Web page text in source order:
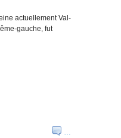
actuellement Val-
gauche, fut
…